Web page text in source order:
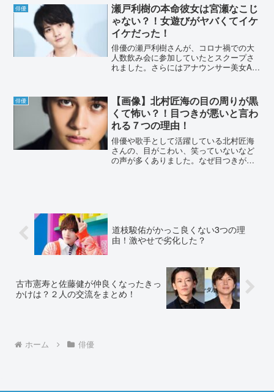
俳優
瀬戸利樹の本命彼女は宮瀬なこじ
ゃない？！女遊びがヤバくてイケ
イケだった！
俳優の瀬戸利樹さんが、コロナ禍での大
人数飲み会に参加していたとスクープさ
れました。さらにはアナウンサー美女A子
さんや、その他の女性との関係を調査し
ました。瀬戸利樹の本...
俳優
【画像】北村匠海の目の周りが黒
くて怖い？！目つきが悪いと言わ
れる７つの理由！
俳優や歌手として活躍している北村匠海
さんの、目がこわい、笑っていないなど
の声が多くありました。なぜ目つきが悪
道枝駿佑がかっこ良くない3つの理
由！激やせで劣化した？
古市憲寿と佐藤健が仲良くなったきっ
かけは？２人の交流をまとめ！
ホーム 俳優